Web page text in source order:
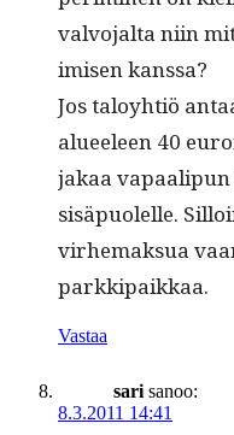
valvo­jal­ta niin
im­isen kanssa?
Jos taloy­htiö
alueeleen 40
jakaa
sisäpuolelle.
virhe­mak­sua
parkkipaikkaa.
Vastaa
sari sanoo:
8.3.2011 14:41